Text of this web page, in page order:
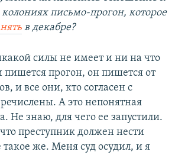
письмо-прогон, которое
в декабре?
силы не имеет и ни на что
пишется прогон, он пишется от
и все они, кто согласен с
А это непонятная
Не знаю, для чего ее запустили.
преступник должен нести
же. Меня суд осудил, и я